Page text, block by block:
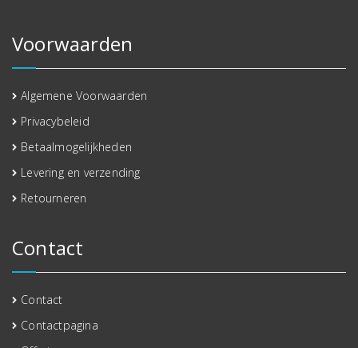
Voorwaarden
Algemene Voorwaarden
Privacybeleid
Betaalmogelijkheden
Levering en verzending
Retourneren
Contact
Contact
Contactpagina